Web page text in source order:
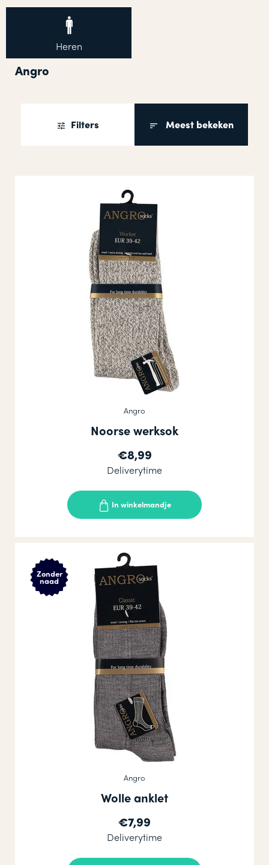
Heren
Angro
Filters Meest bekeken
Angro
Noorse werksok
€8,99
Deliverytime
In winkelmandje
Zonder
naad
Angro
Wolle anklet
€7,99
Deliverytime